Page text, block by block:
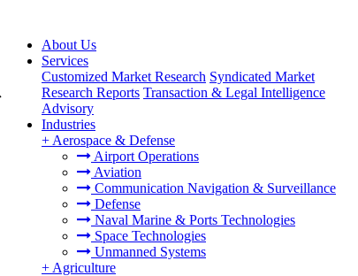
About Us
Services
Customized Market Research Syndicated Market
Research Reports Transaction & Legal Intelligence
Advisory
Industries
+ Aerospace & Defense
Airport Operations
Aviation
Communication Navigation & Surveillance
Defense
Naval Marine & Ports Technologies
Space Technologies
Unmanned Systems
+ Agriculture